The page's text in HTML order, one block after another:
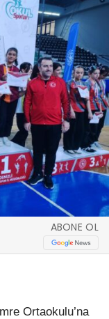
ABONE OL
Ortaokulu’na